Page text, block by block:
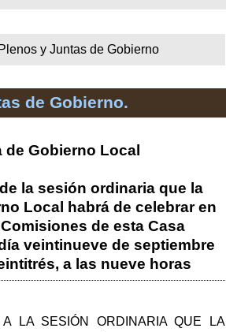
Plenos y Juntas de Gobierno
de Gobierno.
de Gobierno Local
la sesión ordinaria que la
Local habrá de celebrar en
de esta Casa
veintinueve de septiembre
a las nueve horas
A LA SESIÓN ORDINARIA QUE LA